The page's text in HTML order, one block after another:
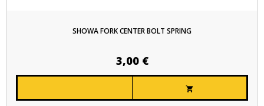
SHOWA FORK CENTER BOLT SPRING
3,00 €
